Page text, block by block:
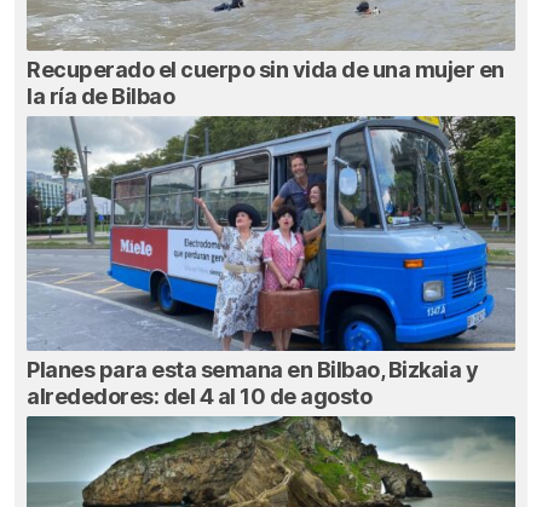
Recuperado el cuerpo sin vida de una mujer en
la ría de Bilbao
Planes para esta semana en Bilbao, Bizkaia y
alrededores: del 4 al 10 de agosto